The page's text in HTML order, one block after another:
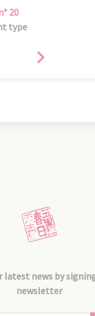
20
type
latest news by
newsletter